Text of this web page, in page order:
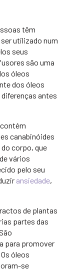
têm
utilizado num
seus
são uma
óleos
dos óleos
antes
canabinóides
corpo, que
vários
pelo seu
ansiedade,
de plantas
partes das
para promover
óleos
se